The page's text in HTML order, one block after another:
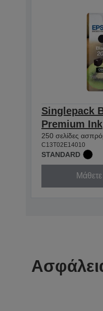
Singlepack
Premium Ink
250 σελίδες
C13T02E14010
STANDARD